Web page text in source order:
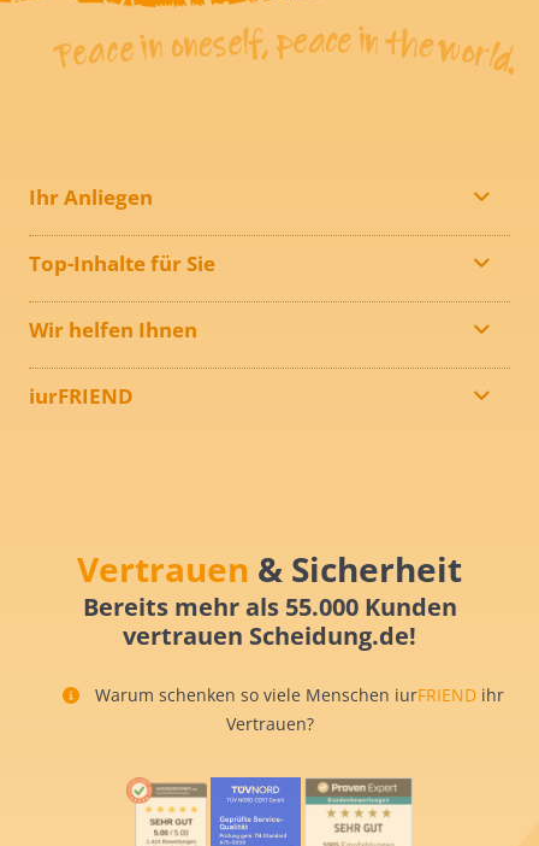
Ihr Anliegen
Top-Inhalte für Sie
Wir helfen Ihnen
iurFRIEND
Vertrauen & Sicherheit
Bereits mehr als 55.000 Kunden
vertrauen Scheidung.de!
Warum schenken so viele Menschen iurFRIEND ihr
Vertrauen?